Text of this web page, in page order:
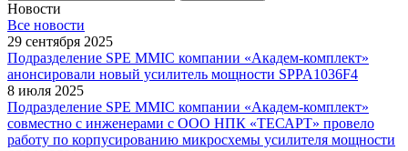
Новости
Все новости
29 сентября 2025
Подразделение SPE MMIC компании «Академ-комплект»
анонсировали новый усилитель мощности SPPA1036F4
8 июля 2025
Подразделение SPE MMIC компании «Академ-комплект»
совместно с инженерами с ООО НПК «ТЕСАРТ» провело
работу по корпусированию микросхемы усилителя мощности